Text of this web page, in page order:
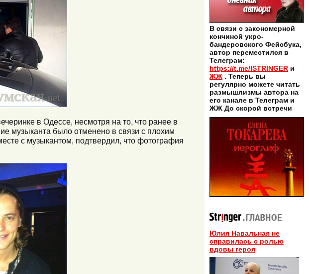
в Одессе, несмотря на то, что ранее в
музыканта было отменено в связи с плохим
с музыкантом, подтвердил, что фотография
В связи с закономерной
кончиной укро-
бандеровского Фейсбука,
автор переместился в
Телеграм:
https://t.me/ISTRINGER и
ЖЖ . Теперь вы
регулярно можете читать
размышлизмы автора на
его канале в Телеграм и
ЖЖ До скорой встречи
Юлия Навальная не
справилась с ролью
вдовы героя